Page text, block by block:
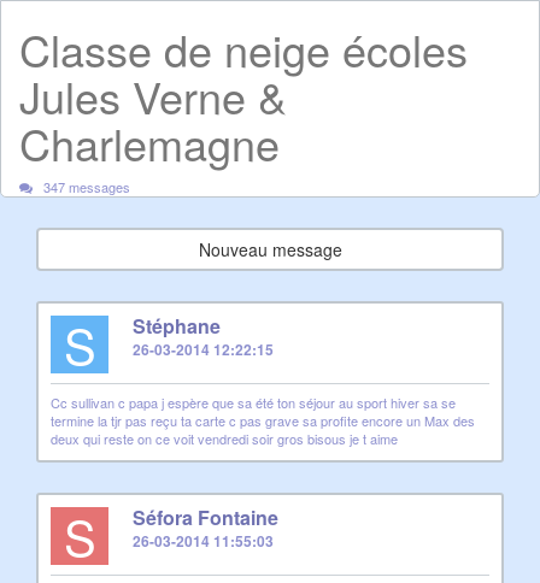
Classe de neige écoles
Jules Verne &
Charlemagne
347 messages
Nouveau message
S Stéphane
26-03-2014 12:22:15
Cc sullivan c papa j espère que sa été ton séjour au sport hiver sa se
termine la tjr pas reçu ta carte c pas grave sa profite encore un Max des
deux qui reste on ce voit vendredi soir gros bisous je t aime
S Séfora Fontaine
26-03-2014 11:55:03